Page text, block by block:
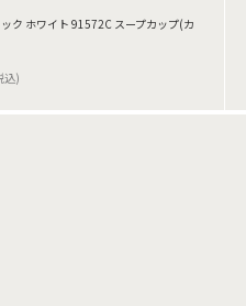
ク ホワイト 91572C スープカップ(カ
込)